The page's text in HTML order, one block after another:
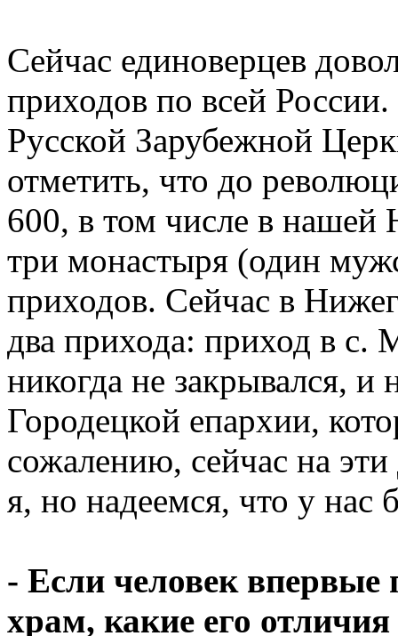
Сейчас единоверцев
приходов по всей
Русской Зарубежной
отметить, что до
600, в том числе в нашей
три монастыря (один
приходов. Сейчас в
два прихода: приход в
никогда не закрывался,
Городецкой епархии,
сожалению, сейчас на
я, но надеемся, что у нас
- Если человек впервые
храм, какие его